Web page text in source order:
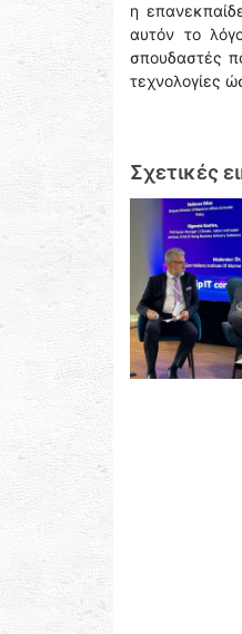
η
αυτόν το
σπουδαστές
τεχνολογίες
Σχετικές